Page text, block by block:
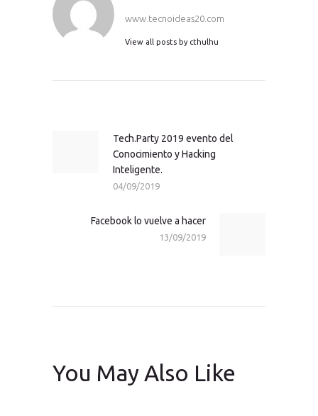
www.tecnoideas20.com
View all posts by cthulhu
entradasPrevious
post:
Tech.Party 2019 evento del
Conocimiento y Hacking
Inteligente.
04/09/2019
Next
post:
Facebook lo vuelve a hacer
13/09/2019
You May Also Like